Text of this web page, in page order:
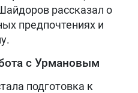
рассказал о
предпочтениях и
с Урмановым
подготовка к